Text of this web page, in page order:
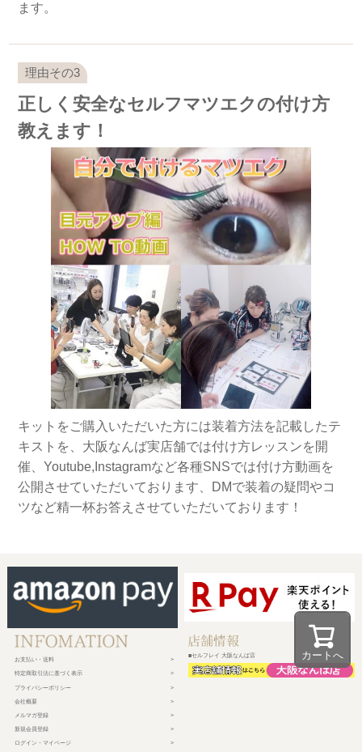
カートへ
ます。
正しく安全なセルフマツエクの付け方
教えます！
キットをご購入いただいた方には装着方法を記載したテ
キストを、大阪なんば実店舗では付け方レッスンを開
催、Youtube,Instagramなど各種SNSでは付け方動画を
公開させていただいております、DMで装着の疑問やコ
ツなど精一杯お答えさせていただいております！
お支払い・送料
特定商取引法に基づく表示
プライバシーポリシー
会社概要
メルマガ登録
新規会員登録
ログイン・マイページ
■セルフレイ 大阪なんば店